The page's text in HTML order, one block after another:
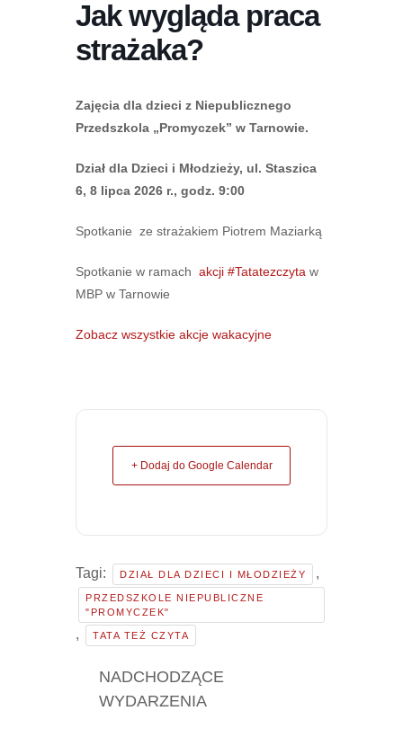
Jak wygląda praca
strażaka?
Zajęcia dla dzieci z Niepublicznego
Przedszkola „Promyczek” w Tarnowie.
Dział dla Dzieci i Młodzieży, ul. Staszica
6, 8 lipca 2026 r., godz. 9:00
Spotkanie ze strażakiem Piotrem Maziarką
Spotkanie w ramach akcji #Tatatezczyta w
MBP w Tarnowie
Zobacz wszystkie akcje wakacyjne
+ Dodaj do Google Calendar
Tagi: DZIAŁ DLA DZIECI I MŁODZIEŻY ,
PRZEDSZKOLE NIEPUBLICZNE
"PROMYCZEK"
, TATA TEŻ CZYTA
NADCHODZĄCE
WYDARZENIA